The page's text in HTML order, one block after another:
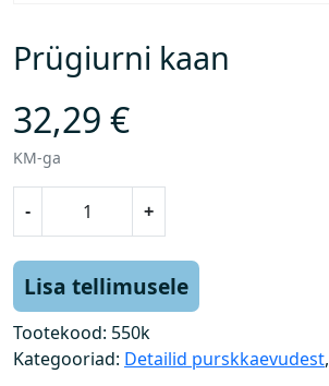
Prügiurni kaan
32,29 €
KM-ga
-
i
u
r
+
Lisa tellimusele
Tootekood: 550k
Kategooriad: Detailid purskkaevudest,